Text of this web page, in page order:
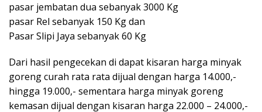
pasar jembatan dua sebanyak 3000 Kg
pasar Rel sebanyak 150 Kg dan
Pasar Slipi Jaya sebanyak 60 Kg
Dari hasil pengecekan di dapat kisaran harga minyak
goreng curah rata rata dijual dengan harga 14.000,-
hingga 19.000,- sementara harga minyak goreng
kemasan dijual dengan kisaran harga 22.000 – 24.000,-